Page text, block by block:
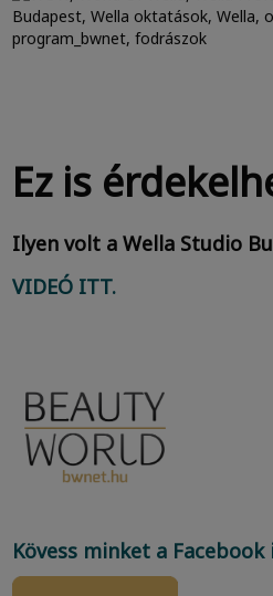
Ez is
Ilyen volt a Wella Studio
VIDEÓ ITT.
Kövess minket a Facebook